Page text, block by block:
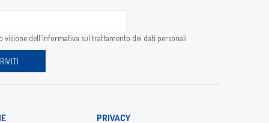
visione dell'informativa sul trattamento dei dati personali
PRIVACY